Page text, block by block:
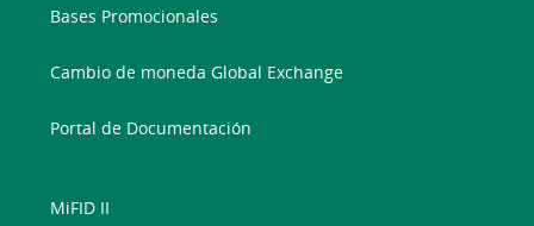
Bases Promocionales
Cambio de moneda Global Exchange
Portal de Documentación
MiFID II